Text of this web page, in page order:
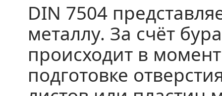
DIN 7504
металлу. За счёт
происходит в
подготовке